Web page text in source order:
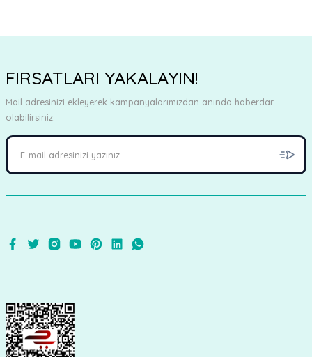
FIRSATLARI YAKALAYIN!
Mail adresinizi ekleyerek kampanyalarımızdan anında haberdar
olabilirsiniz.